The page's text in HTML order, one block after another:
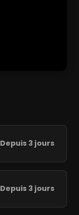
Depuis 3 jours
Depuis 3 jours